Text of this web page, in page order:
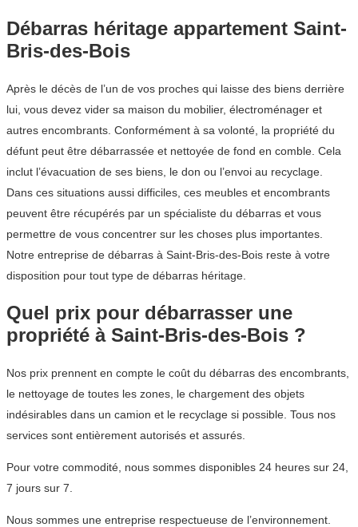
Débarras héritage appartement Saint-
Bris-des-Bois
Après le décès de l’un de vos proches qui laisse des biens derrière
lui, vous devez vider sa maison du mobilier, électroménager et
autres encombrants. Conformément à sa volonté, la propriété du
défunt peut être débarrassée et nettoyée de fond en comble. Cela
inclut l’évacuation de ses biens, le don ou l’envoi au recyclage.
Dans ces situations aussi difficiles, ces meubles et encombrants
peuvent être récupérés par un spécialiste du débarras et vous
permettre de vous concentrer sur les choses plus importantes.
Notre entreprise de débarras à Saint-Bris-des-Bois reste à votre
disposition pour tout type de débarras héritage.
Quel prix pour débarrasser une
propriété à Saint-Bris-des-Bois ?
Nos prix prennent en compte le coût du débarras des encombrants,
le nettoyage de toutes les zones, le chargement des objets
indésirables dans un camion et le recyclage si possible. Tous nos
services sont entièrement autorisés et assurés.
Pour votre commodité, nous sommes disponibles 24 heures sur 24,
7 jours sur 7.
Nous sommes une entreprise respectueuse de l’environnement.